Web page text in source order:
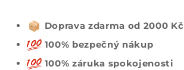
Doprava zdarma od 2000 Kč
100% bezpečný nákup
100% záruka spokojenosti